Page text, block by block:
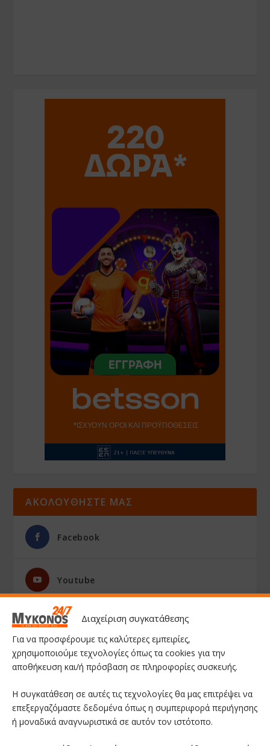
Διαχείριση συγκατάθεσης
Για να προσφέρουμε τις καλύτερες εμπειρίες,
χρησιμοποιούμε τεχνολογίες όπως τα cookies για την
αποθήκευση και/ή πρόσβαση σε πληροφορίες συσκευής.
Η συγκατάθεση σε αυτές τις τεχνολογίες θα μας επιτρέψει να
επεξεργαζόμαστε δεδομένα όπως η συμπεριφορά περιήγησης
ή μοναδικά αναγνωριστικά σε αυτόν τον ιστότοπο.
ΑΚΟΛΟΥΘΗΣΤΕ ΜΑΣ
Facebook
Youtube
Instagram